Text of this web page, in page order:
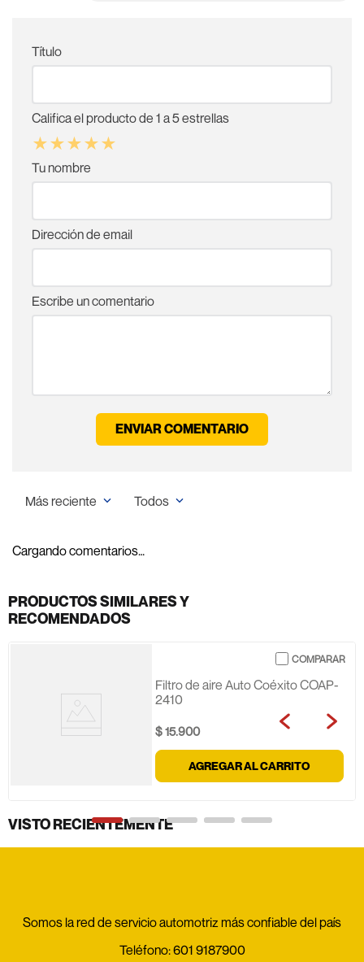
Título
Califica el producto de 1 a 5 estrellas
★★★★★
Tu nombre
Dirección de email
Escribe un comentario
ENVIAR COMENTARIO
Más reciente Todos
Cargando comentarios…
PRODUCTOS SIMILARES Y
RECOMENDADOS
Filtro de aire Auto Coéxito COAP-
2410
$15.900
AGREGAR AL CARRITO
VISTO RECIENTEMENTE
Somos la red de servicio automotriz más confiable del país
Teléfono:601 9187900